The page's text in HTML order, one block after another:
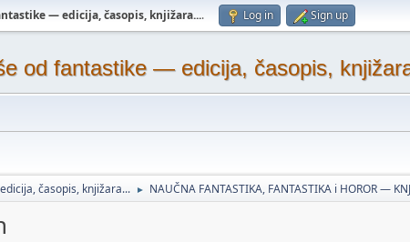
— edicija, časopis, knjižara.... Log in Sign up
od fantastike — edicija, časopis,
časopis, knjižara... ► NAUČNA FANTASTIKA, FANTASTIKA i HOROR —